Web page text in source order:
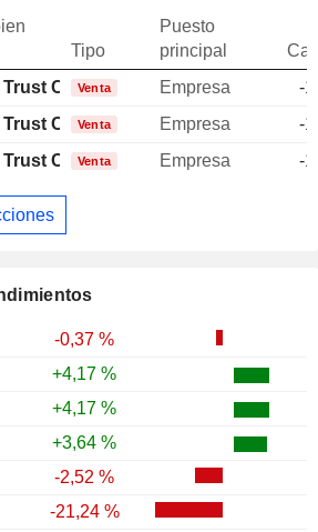
-0,37 %
+4,17 %
+4,17 %
+3,64 %
-2,52 %
-21,24 %
Tipo
Puesto
principal
Trust Co.Venta Empresa
-
Trust Co.Venta Empresa
-
Trust Co.Venta Empresa -